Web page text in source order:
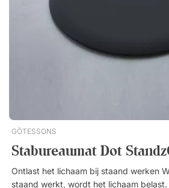
rubberen onderzijde. Het
de hal of lounge. Bestaat voor 100
en natuurlijk materiaal. Rubberen
GÖTESSONS
Stabureaumat Dot
Ontlast het lichaam bij staand werken
staand werkt, wordt het lichaam